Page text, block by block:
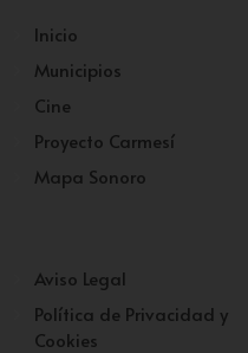
Inicio
Municipios
Cine
Proyecto Carmesí
Mapa Sonoro
Aviso Legal
Política de Privacidad y
Cookies